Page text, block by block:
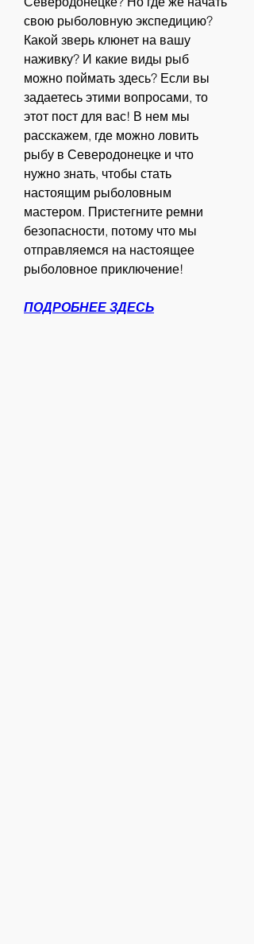
свою рыболовную экспедицию?
Какой зверь клюнет на вашу
наживку? И какие виды рыб
можно поймать здесь? Если вы
задаетесь этими вопросами, то
этот пост для вас! В нем мы
расскажем, где можно ловить
рыбу в Северодонецке и что
нужно знать, чтобы стать
настоящим рыболовным
мастером. Пристегните ремни
безопасности, потому что мы
отправляемся на настоящее
рыболовное приключение!
ПОДРОБНЕЕ ЗДЕСЬ